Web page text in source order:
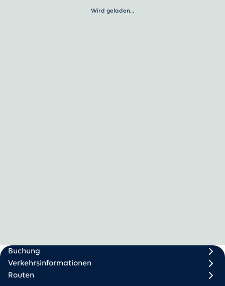
Wird geladen…
Scandlines Freight
Freight Footer 1
Buchung
Verkehrsinformationen
Routen
Freight Footer 2